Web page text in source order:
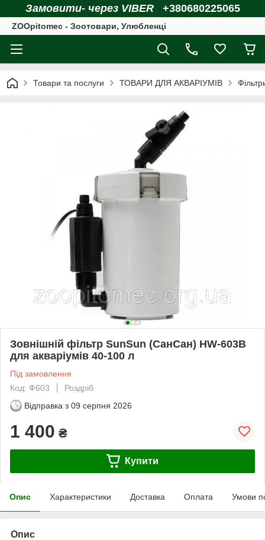
Замовити- через VIBER +380680225065
ZOOpitomec - Зоотовари, Улюбленці
Товари та послуги ТОВАРИ ДЛЯ АКВАРІУМІВ
Зовнішній фільтр SunSun (СанСан) HW-603B
для акваріумів 40-100 л
Під замовлення
Код: Ф603
Роздріб
Відправка з 09 серпня 2026
1 400 ₴
Купити
Опис Характеристики Доставка Оплата Умови
Опис